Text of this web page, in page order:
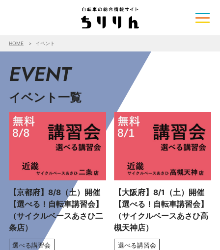
HOME イベント
EVENT
イベント一覧
【京都府】8/8（土）開催
【選べる！自転車講習会】
（サイクルベースあさひ二
条店）
選べる講習会
【大阪府】8/1（土）開催
【選べる！自転車講習会】
（サイクルベースあさひ高
槻天神店）
選べる講習会